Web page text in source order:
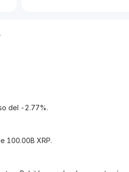
del -2.77%.
100.00B XRP.